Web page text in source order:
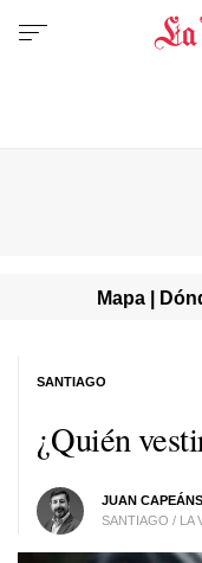
Mapa |
¿Quién
JUAN CAPEÁNS
SANTIAGO / LA
SANTIAGO